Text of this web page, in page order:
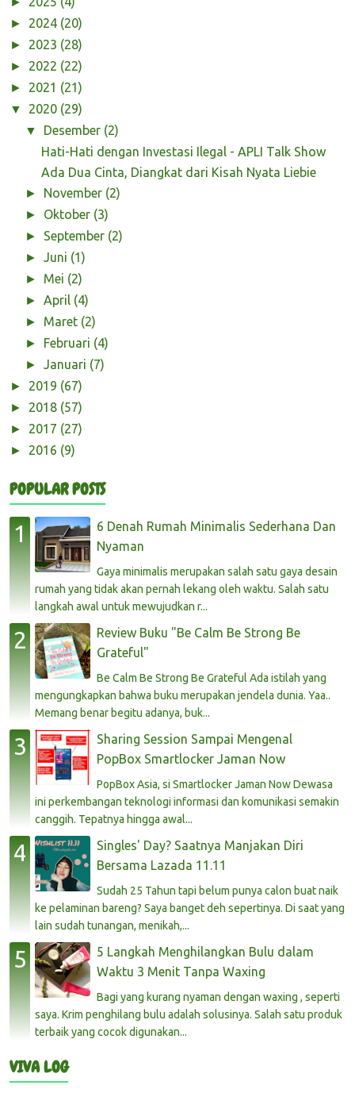
► 2024 (20)
► 2023 (28)
► 2022 (22)
► 2021 (21)
▼ 2020 (29)
▼ Desember (2)
Hati-Hati dengan Investasi Ilegal - APLI Talk Show
Ada Dua Cinta, Diangkat dari Kisah Nyata Liebie
► November (2)
► Oktober (3)
► September (2)
►Juni (1)
► Mei (2)
►April (4)
► Maret (2)
► Februari (4)
►Januari (7)
► 2019 (67)
► 2018 (57)
► 2017 (27)
► 2016 (9)
POPULAR POSTS
6 Denah Rumah Minimalis Sederhana Dan
Nyaman
Gaya minimalis merupakan salah satu gaya desain
rumah yang tidak akan pernah lekang oleh waktu. Salah satu
langkah awal untuk mewujudkan r...
Review Buku "Be Calm Be Strong Be
Grateful"
Be Calm Be Strong Be Grateful Ada istilah yang
mengungkapkan bahwa buku merupakan jendela dunia. Yaa..
Memang benar begitu adanya, buk...
Sharing Session Sampai Mengenal
PopBox Smartlocker Jaman Now
PopBox Asia, si Smartlocker Jaman Now Dewasa
ini perkembangan teknologi informasi dan komunikasi semakin
canggih. Tepatnya hingga awal...
Singles' Day? Saatnya Manjakan Diri
Bersama Lazada 11.11
Sudah 25 Tahun tapi belum punya calon buat naik
ke pelaminan bareng? Saya banget deh sepertinya. Di saat yang
lain sudah tunangan, menikah,...
5 Langkah Menghilangkan Bulu dalam
Waktu 3 Menit Tanpa Waxing
Bagi yang kurang nyaman dengan waxing , seperti
saya. Krim penghilang bulu adalah solusinya. Salah satu produk
terbaik yang cocok digunakan...
VIVA LOG